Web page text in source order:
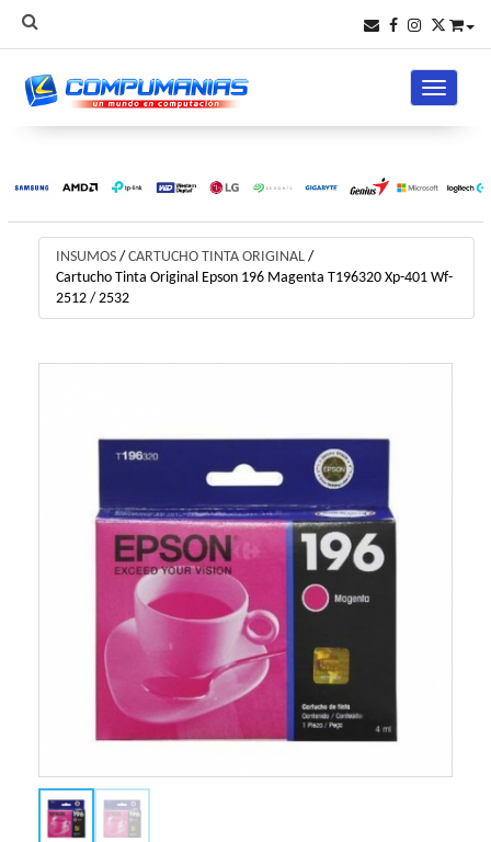
Toggle
INSUMOS / CARTUCHO TINTA ORIGINAL /
Cartucho Tinta Original Epson 196 Magenta T196320 Xp-401 Wf-
2512 / 2532